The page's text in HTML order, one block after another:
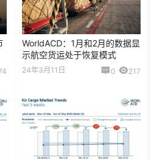
WorldACD：1月和2月的数据显
示航空货运处于恢复模式
24年3月11日 0 217